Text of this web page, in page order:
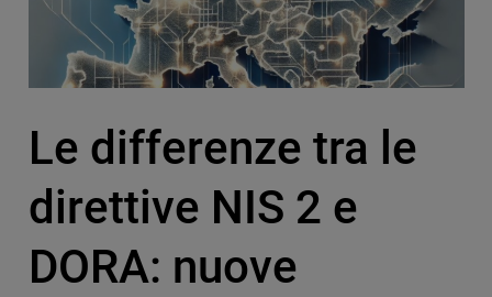
Le differenze tra le
direttive NIS 2 e
DORA: nuove